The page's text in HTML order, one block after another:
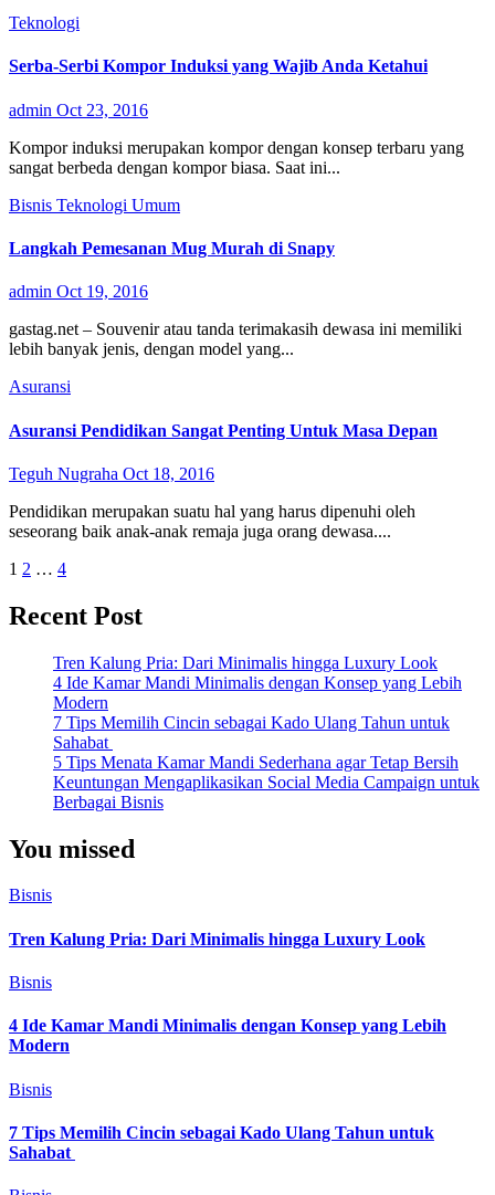
Teknologi
Serba-Serbi Kompor Induksi yang Wajib Anda Ketahui
admin Oct 23, 2016
Kompor induksi merupakan kompor dengan konsep terbaru yang
sangat berbeda dengan kompor biasa. Saat ini...
Bisnis Teknologi Umum
Langkah Pemesanan Mug Murah di Snapy
admin Oct 19, 2016
gastag.net – Souvenir atau tanda terimakasih dewasa ini memiliki
lebih banyak jenis, dengan model yang...
Asuransi
Asuransi Pendidikan Sangat Penting Untuk Masa Depan
Teguh Nugraha Oct 18, 2016
Pendidikan merupakan suatu hal yang harus dipenuhi oleh
seseorang baik anak-anak remaja juga orang dewasa....
Posts
pagination
1 2 … 4
Recent Post
Tren Kalung Pria: Dari Minimalis hingga Luxury Look
4 Ide Kamar Mandi Minimalis dengan Konsep yang Lebih
Modern
7 Tips Memilih Cincin sebagai Kado Ulang Tahun untuk
Sahabat
5 Tips Menata Kamar Mandi Sederhana agar Tetap Bersih
Keuntungan Mengaplikasikan Social Media Campaign untuk
Berbagai Bisnis
You missed
Bisnis
Tren Kalung Pria: Dari Minimalis hingga Luxury Look
Bisnis
4 Ide Kamar Mandi Minimalis dengan Konsep yang Lebih
Modern
Bisnis
7 Tips Memilih Cincin sebagai Kado Ulang Tahun untuk
Sahabat